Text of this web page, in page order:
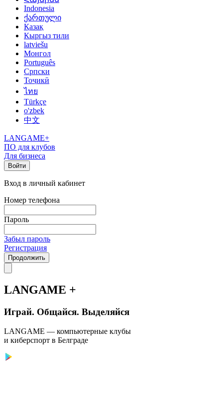
Indonesia
ქართული
Қазақ
Кыргыз тили
latviešu
Монгол
Português
Српски
Тоҷикӣ
ไทย
Türkçe
o'zbek
中文
LANGAME+
ПО для клубов
Для бизнеса
Войти
Вход в личный кабинет
Номер телефона
Пароль
Забыл пароль
Регистрация
Продолжить
LANGAME +
Играй. Общайся. Выделяйся
LANGAME — компьютерные клубы
и киберспорт в Белграде